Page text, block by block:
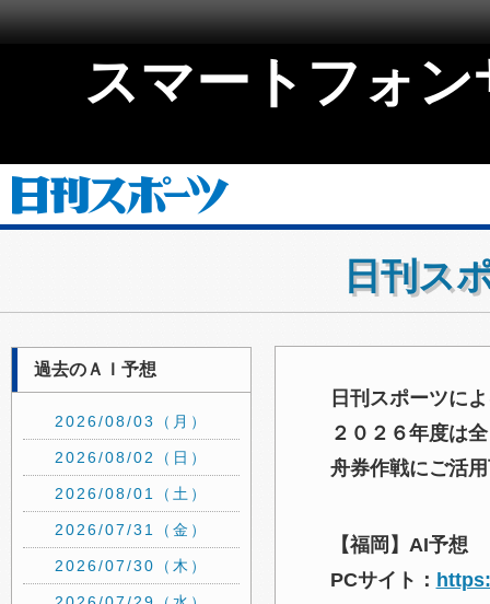
スマートフォ
日刊ス
過去のＡＩ予想
2026/08/03（月）
2026/08/02（日）
2026/08/01（土）
2026/07/31（金）
2026/07/30（木）
日刊スポーツに
２０２６年度は
舟券作戦にご活
【福岡】AI予想
PCサイト：